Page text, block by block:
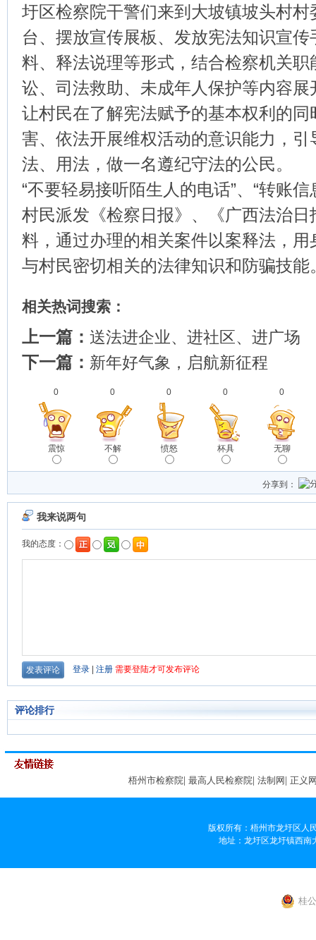
圩区检察院干警们来到大坡镇坡头村
台、摆放宣传展板、发放宪法知识宣
料、释法说理等形式，结合检察机关
讼、司法救助、未成年人保护等内容
让村民在了解宪法赋予的基本权利的
害、依法开展维权活动的意识能力，
法、用法，做一名遵纪守法的公民。
“不要轻易接听陌生人的电话”、“转账
村民派发《检察日报》、《广西法治
料，通过办理的相关案件以案释法，
与村民密切相关的法律知识和防骗技能
相关热词搜索：
上一篇： 送法进企业、进社区、进广场
下一篇： 新年好气象，启航新征程
0
震惊
0
不解
0
愤怒
0
杯具
0
无聊
分享到：
评论排行
梧州市检察院 最高人民检察院 法制网 正义
版权所有：梧州市龙圩区人
地址：龙圩区龙圩镇西南
桂